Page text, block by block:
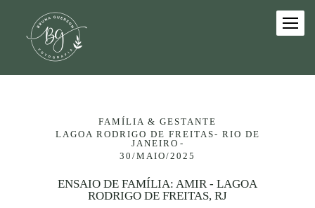
FAMÍLIA & GESTANTE
LAGOA RODRIGO DE FREITAS- RIO DE
JANEIRO
30/MAIO/2025
ENSAIO DE FAMÍLIA: AMIR - LAGOA
RODRIGO DE FREITAS, RJ